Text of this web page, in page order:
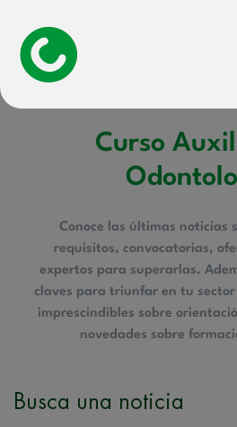
Portada»
Curso
Conoce las últimas noticias
requisitos, convocatorias,
expertos para superarlas.
claves para triunfar en tu
imprescindibles sobre
novedades sobre
Busca una noticia